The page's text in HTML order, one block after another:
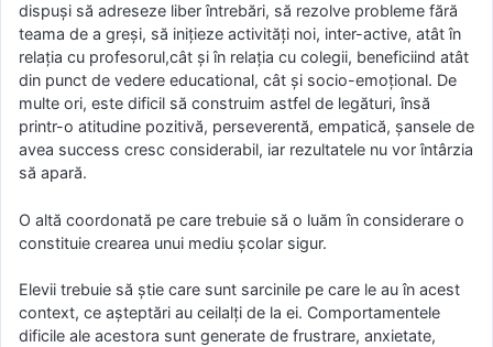
dispuși să adreseze liber întrebări, să rezolve probleme fără
teama de a greși, să inițieze activități noi, inter-active, atât în
relația cu profesorul,cât și în relația cu colegii, beneficiind atât
din punct de vedere educational, cât și socio-emoțional. De
multe ori, este dificil să construim astfel de legături, însă
printr-o atitudine pozitivă, perseverentă, empatică, șansele de
avea success cresc considerabil, iar rezultatele nu vor întârzia
să apară.
O altă coordonată pe care trebuie să o luăm în considerare o
constituie crearea unui mediu școlar sigur.
Elevii trebuie să știe care sunt sarcinile pe care le au în acest
context, ce așteptări au ceilalți de la ei. Comportamentele
dificile ale acestora sunt generate de frustrare, anxietate,